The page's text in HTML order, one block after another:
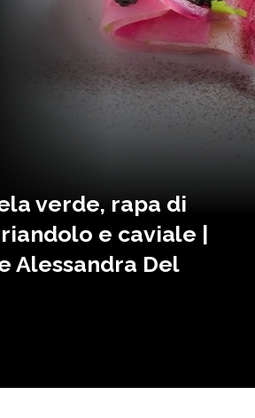
verde, rapa di
e caviale |
Alessandra Del